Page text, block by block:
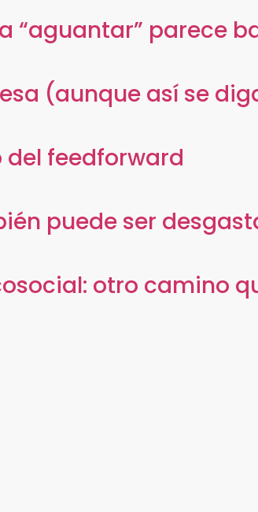
“aguantar” parece
(aunque así se
del feedforward
puede ser
otro camino